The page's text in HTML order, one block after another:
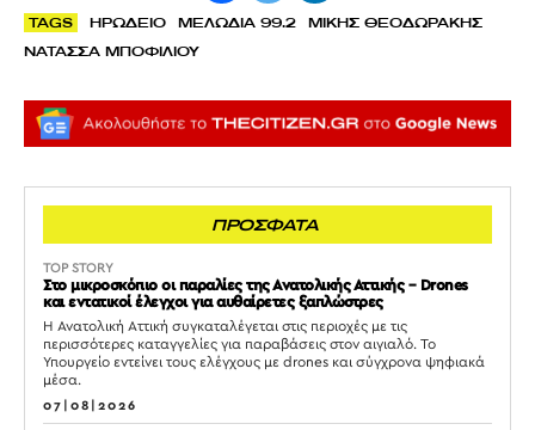
TAGS ΗΡΩΔΕΙΟ ΜΕΛΩΔΙΑ 99.2
ΜΙΚΗΣ ΘΕΟΔΩΡΑΚΗΣ
ΝΑΤΑΣΣΑ ΜΠΟΦΙΛΙΟΥ
ΠΡΟΣΦΑΤΑ
TOP STORY
Στο μικροσκόπιο οι παραλίες της Ανατολικής Αττικής – Drones
και εντατικοί έλεγχοι για αυθαίρετες ξαπλώστρες
Η Ανατολική Αττική συγκαταλέγεται στις περιοχές με τις
περισσότερες καταγγελίες για παραβάσεις στον αιγιαλό. Το
Υπουργείο εντείνει τους ελέγχους με drones και σύγχρονα ψηφιακά
μέσα.
07|08|2026